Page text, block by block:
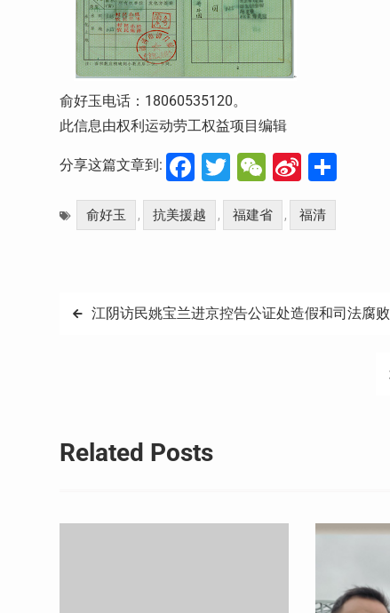
俞好玉电话：18060535120。
此信息由权利运动劳工权益项目编辑
分享这篇文章到: Facebook
Twitter
WeChat
Sina
Weibo
俞好玉 , 抗美援越 , 福建省 , 福清
文 江阴访民姚宝兰进京控告公证处造假和司法腐败
Related Posts